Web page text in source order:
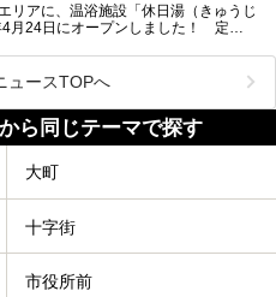
泉をご紹介。温泉地の概要や泉質解説
可能な全３施設の紹介・周辺観光・ア
リアに、温浴施設「休日湯（きゅうじ
月24日にオープンしました！ 定山
ウナの「休日湯」・ラウンジの「THE
グルメ「休日洋麺店」・ホテル「エク
ル」で構成された、まさに大人の癒し
ビルヂング」の魅力を5つのポイント
ュースTOPへ
ら同じテーマで探す
大町
十字街
市役所前